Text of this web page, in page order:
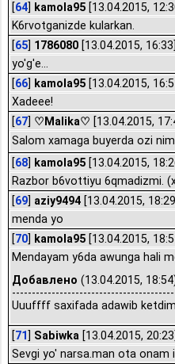
[64] kamola95 [13.04.2015,
K6rvotganizde kularkan.
[65] 1786080 [13.04.2015, 16:33]
yo'g'e...
[66] kamola95 [13.04.2015,
Xadeee!
[67] ♡Malika♡ [13.04.2015,
Salom xamaga buyerda ozi
[68] kamola95 [13.04.2015,
Razbor b6vottiyu 6qmadizmi.
[69] aziy9494 [13.04.2015,
menda yo
[70] kamola95 [13.04.2015,
Mendayam y6da awunga hali
Добавлено (13.04.2015,
Uuuffff saxifada adawib ketdim.
[71] Sabiwka [13.04.2015, 20:23]
Sevgi yo' narsa.man ota onam